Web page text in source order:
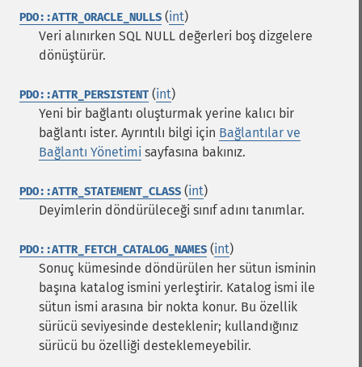
PDO::ATTR_ORACLE_NULLS (int)
Veri alınırken SQL NULL değerleri boş dizgelere
dönüştürür.
PDO::ATTR_PERSISTENT (int)
Yeni bir bağlantı oluşturmak yerine kalıcı bir
bağlantı ister. Ayrıntılı bilgi için Bağlantılar ve
Bağlantı Yönetimi sayfasına bakınız.
PDO::ATTR_STATEMENT_CLASS (int)
Deyimlerin döndürüleceği sınıf adını tanımlar.
PDO::ATTR_FETCH_CATALOG_NAMES (int)
Sonuç kümesinde döndürülen her sütun isminin
başına katalog ismini yerleştirir. Katalog ismi ile
sütun ismi arasına bir nokta konur. Bu özellik
sürücü seviyesinde desteklenir; kullandığınız
sürücü bu özelliği desteklemeyebilir.